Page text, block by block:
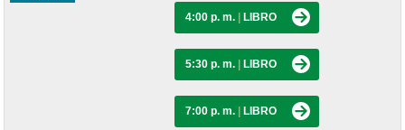
4:00 p. m. LIBRO
5:30 p. m. LIBRO
7:00 p. m. LIBRO